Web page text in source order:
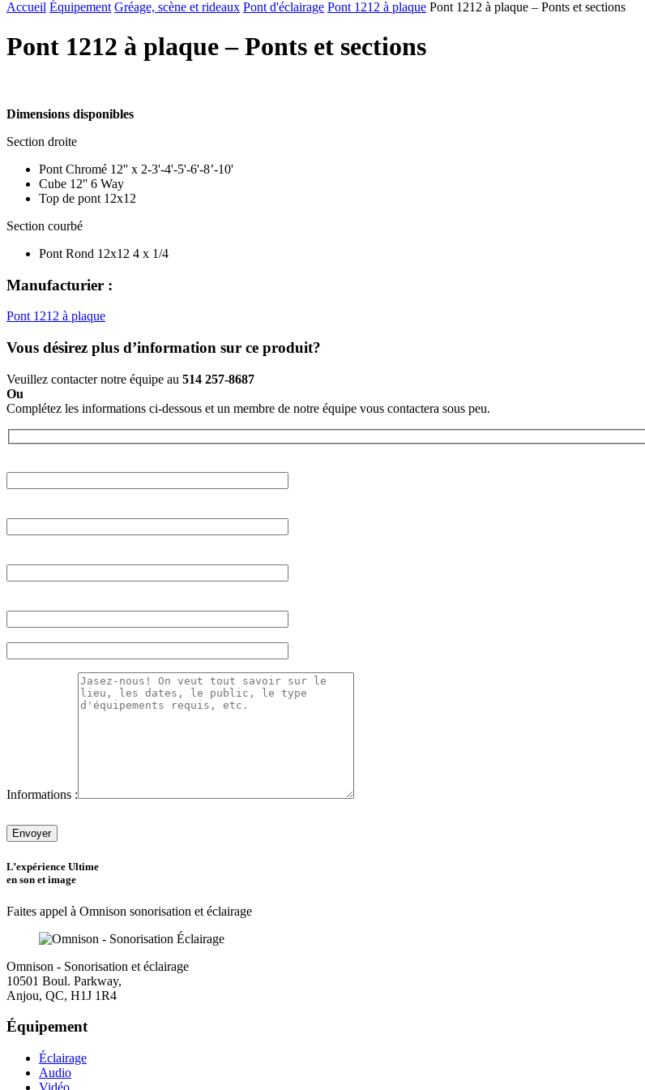
Accueil Équipement Gréage, scène et rideaux Pont d'éclairage Pont 1212 à plaque Pont 1212 à plaque – Ponts et sections
Pont 1212 à plaque – Ponts et sections
Dimensions disponibles
Section droite
Pont Chromé 12'' x 2-3'-4'-5'-6'-8’-10'
Cube 12'' 6 Way
Top de pont 12x12
Section courbé
Pont Rond 12x12 4 x 1/4
Manufacturier :
Pont 1212 à plaque
Vous désirez plus d’information sur ce produit?
Veuillez contacter notre équipe au 514 257-8687
Ou
Complétez les informations ci-dessous et un membre de notre équipe vous contactera sous peu.
Informations :
laisser
ce
vide.
L’expérience Ultime
en son et image
Faites appel à Omnison sonorisation et éclairage
Omnison - Sonorisation et éclairage
10501 Boul. Parkway,
Anjou, QC, H1J 1R4
Équipement
Éclairage
Audio